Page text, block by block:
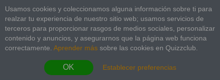
Usamos cookies y coleccionamos alguna información sobre ti para
realzar tu experiencia de nuestro sitio web; usamos servicios de
terceros para proporcionar rasgos de medios sociales, personalizar
contenido y anuncios, y asegurarnos que la página web funciona
correctamente. Aprender más sobre las cookies en Quizzclub.
OK Establecer preferencias